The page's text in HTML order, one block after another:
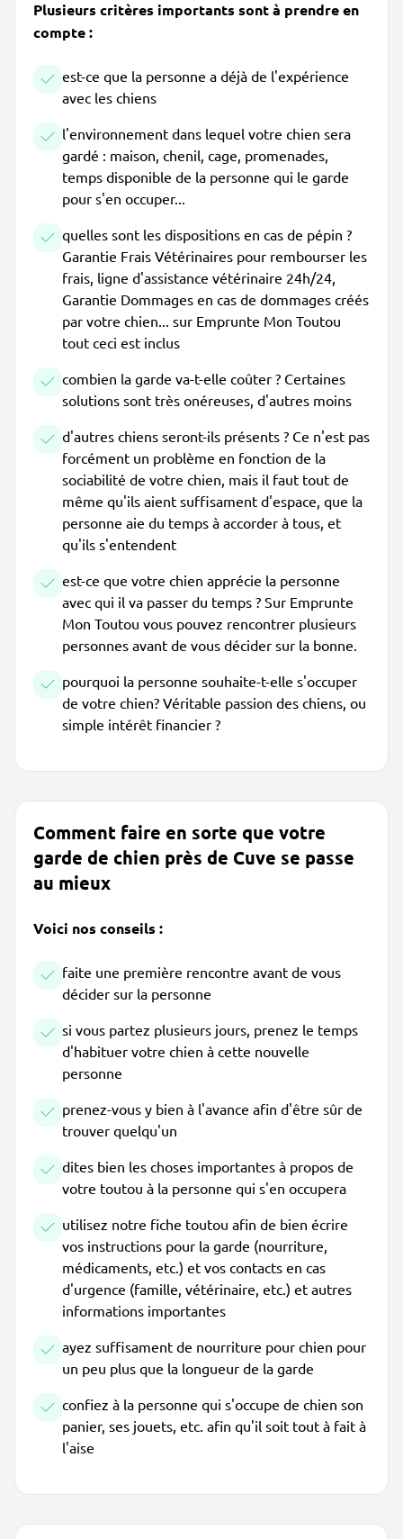
Plusieurs critères importants sont à prendre en
compte :
est-ce que la personne a déjà de l'expérience
avec les chiens
l'environnement dans lequel votre chien sera
gardé : maison, chenil, cage, promenades,
temps disponible de la personne qui le garde
pour s'en occuper...
quelles sont les dispositions en cas de pépin ?
Garantie Frais Vétérinaires pour rembourser les
frais, ligne d'assistance vétérinaire 24h/24,
Garantie Dommages en cas de dommages créés
par votre chien... sur Emprunte Mon Toutou
tout ceci est inclus
combien la garde va-t-elle coûter ? Certaines
solutions sont très onéreuses, d'autres moins
d'autres chiens seront-ils présents ? Ce n'est pas
forcément un problème en fonction de la
sociabilité de votre chien, mais il faut tout de
même qu'ils aient suffisament d'espace, que la
personne aie du temps à accorder à tous, et
qu'ils s'entendent
est-ce que votre chien apprécie la personne
avec qui il va passer du temps ? Sur Emprunte
Mon Toutou vous pouvez rencontrer plusieurs
personnes avant de vous décider sur la bonne.
pourquoi la personne souhaite-t-elle s'occuper
de votre chien? Véritable passion des chiens, ou
simple intérêt financier ?
Comment faire en sorte que votre
garde de chien près de Cuve se passe
au mieux
Voici nos conseils :
faite une première rencontre avant de vous
décider sur la personne
si vous partez plusieurs jours, prenez le temps
d'habituer votre chien à cette nouvelle
personne
prenez-vous y bien à l'avance afin d'être sûr de
trouver quelqu'un
dites bien les choses importantes à propos de
votre toutou à la personne qui s'en occupera
utilisez notre fiche toutou afin de bien écrire
vos instructions pour la garde (nourriture,
médicaments, etc.) et vos contacts en cas
d'urgence (famille, vétérinaire, etc.) et autres
informations importantes
ayez suffisament de nourriture pour chien pour
un peu plus que la longueur de la garde
confiez à la personne qui s'occupe de chien son
panier, ses jouets, etc. afin qu'il soit tout à fait à
l'aise